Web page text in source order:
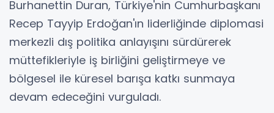
Burhanettin Duran, Türkiye'nin Cumhurbaşkanı
Recep Tayyip Erdoğan'ın liderliğinde diplomasi
merkezli dış politika anlayışını sürdürerek
müttefikleriyle iş birliğini geliştirmeye ve
bölgesel ile küresel barışa katkı sunmaya
devam edeceğini vurguladı.